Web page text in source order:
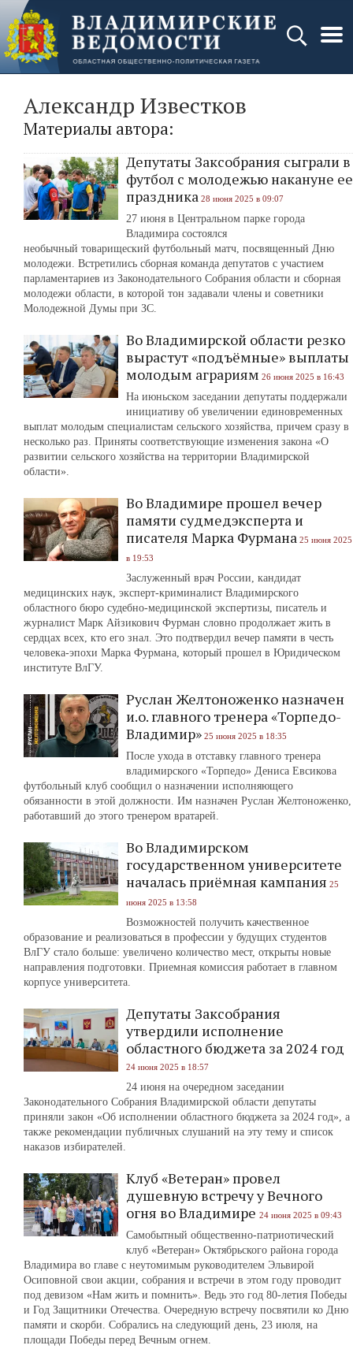
Александр Известков
Материалы автора:
Депутаты Заксобрания сыграли в
футбол с молодежью накануне ее
праздника 28 июня 2025 в 09:07
27 июня в Центральном парке города
Владимира состоялся
необычный товарищеский футбольный матч, посвященный Дню
молодежи. Встретились сборная команда депутатов с участием
парламентариев из Законодательного Собрания области и сборная
молодежи области, в которой тон задавали члены и советники
Молодежной Думы при ЗС.
Во Владимирской области резко
вырастут «подъёмные» выплаты
молодым аграриям 26 июня 2025 в 16:43
На июньском заседании депутаты поддержали
инициативу об увеличении единовременных
выплат молодым специалистам сельского хозяйства, причем сразу в
несколько раз. Приняты соответствующие изменения закона «О
развитии сельского хозяйства на территории Владимирской
области».
Во Владимире прошел вечер
памяти судмедэксперта и
писателя Марка Фурмана 25 июня 2025
в 19:53
Заслуженный врач России, кандидат
медицинских наук, эксперт-криминалист Владимирского
областного бюро судебно-медицинской экспертизы, писатель и
журналист Марк Айзикович Фурман словно продолжает жить в
сердцах всех, кто его знал. Это подтвердил вечер памяти в честь
человека-эпохи Марка Фурмана, который прошел в Юридическом
институте ВлГУ.
Руслан Желтоноженко назначен
и.о. главного тренера «Торпедо-
Владимир» 25 июня 2025 в 18:35
После ухода в отставку главного тренера
владимирского «Торпедо» Дениса Евсикова
футбольный клуб сообщил о назначении исполняющего
обязанности в этой должности. Им назначен Руслан Желтоноженко,
работавший до этого тренером вратарей.
Во Владимирском
государственном университете
началась приёмная кампания 25
июня 2025 в 13:58
Возможностей получить качественное
образование и реализоваться в профессии у будущих студентов
ВлГУ стало больше: увеличено количество мест, открыты новые
направления подготовки. Приемная комиссия работает в главном
корпусе университета.
Депутаты Заксобрания
утвердили исполнение
областного бюджета за 2024 год
24 июня 2025 в 18:57
24 июня на очередном заседании
Законодательного Собрания Владимирской области депутаты
приняли закон «Об исполнении областного бюджета за 2024 год», а
также рекомендации публичных слушаний на эту тему и список
наказов избирателей.
Клуб «Ветеран» провел
душевную встречу у Вечного
огня во Владимире 24 июня 2025 в 09:43
Самобытный общественно-патриотический
клуб «Ветеран» Октябрьского района города
Владимира во главе с неутомимым руководителем Эльвирой
Осиповной свои акции, собрания и встречи в этом году проводит
под девизом «Нам жить и помнить». Ведь это год 80-летия Победы
и Год Защитники Отечества. Очередную встречу посвятили ко Дню
памяти и скорби. Собрались на следующий день, 23 июля, на
площади Победы перед Вечным огнем.